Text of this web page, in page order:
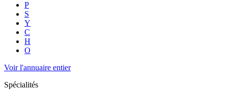
P
S
Y
C
H
O
Voir l'annuaire entier
Spécialités